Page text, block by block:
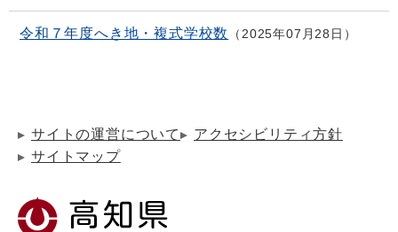
令和７年度へき地・複式学校数 2025年07月28日
サイトの運営について
アクセシビリティ方針
サイトマップ